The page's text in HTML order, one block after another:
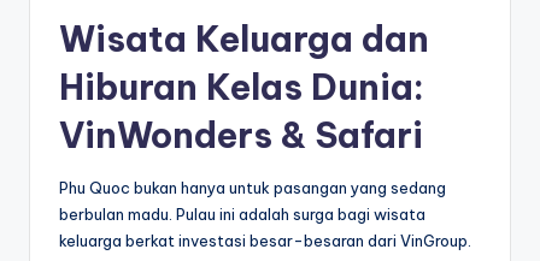
Wisata Keluarga dan
Hiburan Kelas Dunia:
VinWonders & Safari
Phu Quoc bukan hanya untuk pasangan yang sedang
berbulan madu. Pulau ini adalah surga bagi wisata
keluarga berkat investasi besar-besaran dari VinGroup.